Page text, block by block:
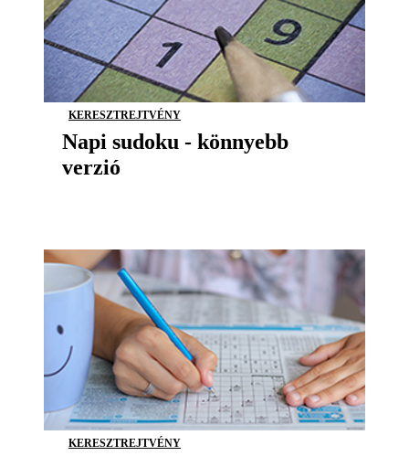
KERESZTREJTVÉNY
Napi sudoku - könnyebb
verzió
KERESZTREJTVÉNY